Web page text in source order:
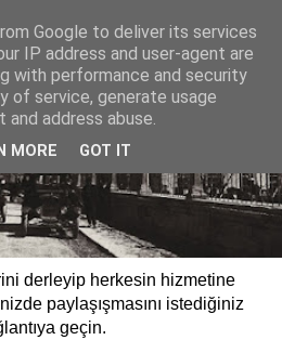
derleyip herkesin hizmetine
paylaşışmasını istediğiniz
geçin.
Google to deliver its services
IP address and user-agent are
with performance and security
of service, generate usage
address abuse.
MORE GOT IT